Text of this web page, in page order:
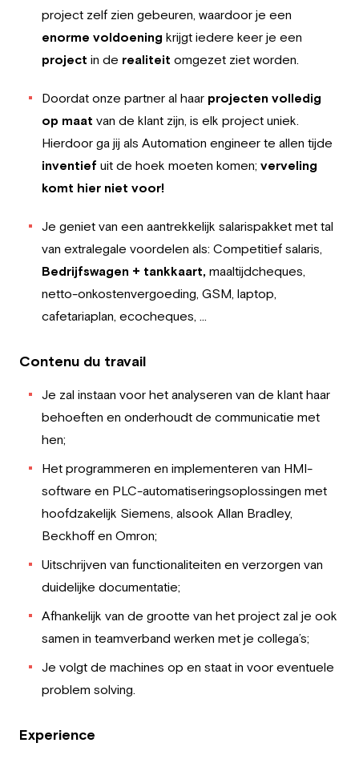
project zelf zien gebeuren, waardoor je een
enorme voldoening krijgt iedere keer je een
project in de realiteit omgezet ziet worden.
Doordat onze partner al haar projecten volledig
op maat van de klant zijn, is elk project uniek.
Hierdoor ga jij als Automation engineer te allen tijde
inventief uit de hoek moeten komen; verveling
komt hier niet voor!
Je geniet van een aantrekkelijk salarispakket met tal
van extralegale voordelen als: Competitief salaris,
Bedrijfswagen + tankkaart, maaltijdcheques,
netto-onkostenvergoeding, GSM, laptop,
cafetariaplan, ecocheques, …
Contenu du travail
Je zal instaan voor het analyseren van de klant haar
behoeften en onderhoudt de communicatie met
hen;
Het programmeren en implementeren van HMI-
software en PLC-automatiseringsoplossingen met
hoofdzakelijk Siemens, alsook Allan Bradley,
Beckhoff en Omron;
Uitschrijven van functionaliteiten en verzorgen van
duidelijke documentatie;
Afhankelijk van de grootte van het project zal je ook
samen in teamverband werken met je collega’s;
Je volgt de machines op en staat in voor eventuele
problem solving.
Experience